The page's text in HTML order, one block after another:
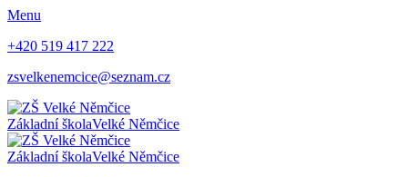
Menu
+420 519 417 222
zsvelkenemcice@seznam.cz
Základní školaVelké Němčice
Základní školaVelké Němčice